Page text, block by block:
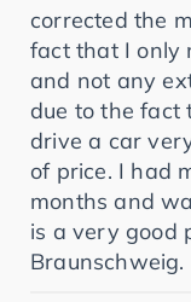
corrected the
fact that I only
and not any
due to the fact
drive a car
of price. I had
months and
is a very good
Braunschweig.